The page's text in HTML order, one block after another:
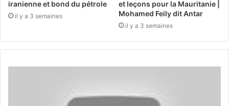
iranienne et bond du pétrole
il y a 3 semaines
et leçons pour la Mauritanie |
Mohamed Feily dit Antar
il y a 3 semaines